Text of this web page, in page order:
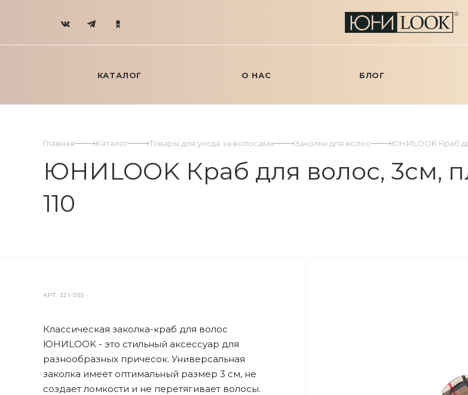
КАТАЛОГ О НАС БЛОГ
Главная Каталог Товары для ухода за волосами Заколки для волос ЮНИLOOK Краб
ЮНИLOOK Краб для волос, 3см,
110
АРТ.321-035
Классическая заколка-краб для волос
ЮНИLOOK - это стильный аксессуар для
разнообразных причесок. Универсальная
заколка имеет оптимальный размер 3 см, не
создает ломкости и не перетягивает волосы.